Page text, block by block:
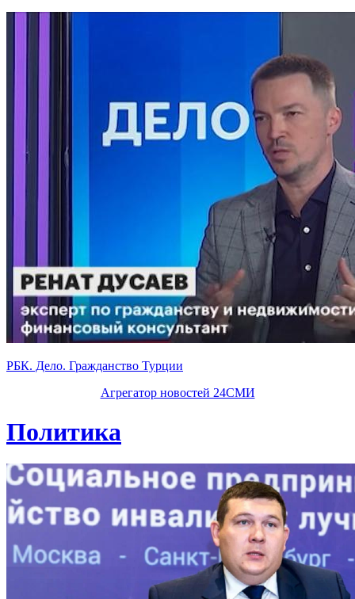
РБК. Дело. Гражданство Турции
Агрегатор новостей 24СМИ
Политика